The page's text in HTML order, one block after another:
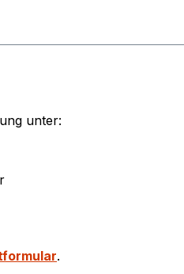
unter:
.